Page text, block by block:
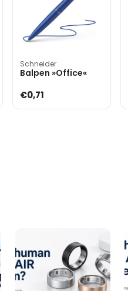
Schneider
Balpen »Office«
€0,71